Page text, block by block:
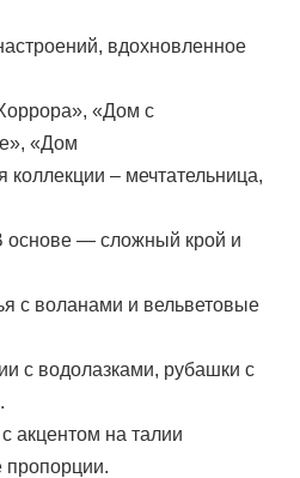
вдохновленное
«Дом с
«Дом
– мечтательница,
основе — сложный крой и
с воланами и вельветовые
с водолазками, рубашки с
акцентом на талии
пропорции.